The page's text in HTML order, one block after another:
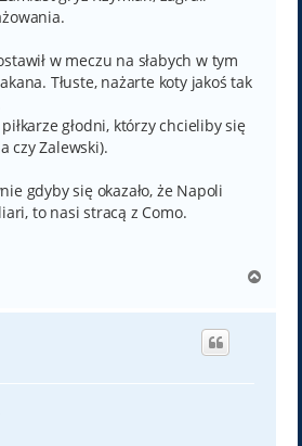
w meczu na słabych w tym
Tłuste, nażarte koty jakoś tak
głodni, którzy chcieliby się
czy Zalewski).
gdyby się okazało, że Napoli
to nasi stracą z Como.
g